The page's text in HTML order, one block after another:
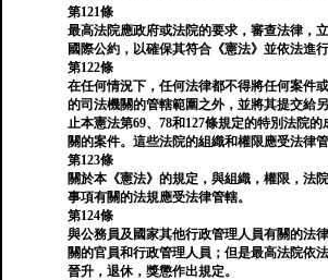
第121條
最高法院應政府或法院的要求，審查法律，
國際公約，以確保其符合《憲法》並依法進行
第122條
在任何情況下，任何法律都不得將任何案件
的司法機關的管轄範圍之外，並將其提交給
止本憲法第69、78和127條規定的特別法院
關的案件。這些法院的組織和權限應受法律管
第123條
關於本《憲法》的規定，與組織，權限，法
事項有關的法規應受法律管轄。
第124條
與公務員及國家其他行政管理人員有關的法
關的官員和行政管理人員；但是最高法院依
晉升，退休，獎懲作出規定。